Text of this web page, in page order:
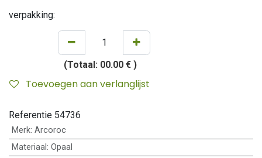
verpakking:
(Totaal: 00.00 € )
Toevoegen aan verlanglijst
Referentie 54736
Merk: Arcoroc
Materiaal : Opaal